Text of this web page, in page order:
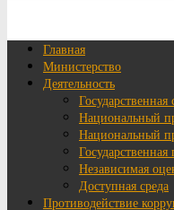
Главная
Министерство
Деятельность
Государственная
Национальный
Национальный
Независимая
Доступная среда
Противодействие